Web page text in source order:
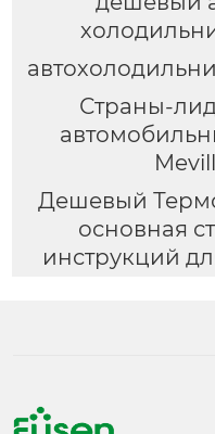
Страны-
Дешевый
основная
инструкций